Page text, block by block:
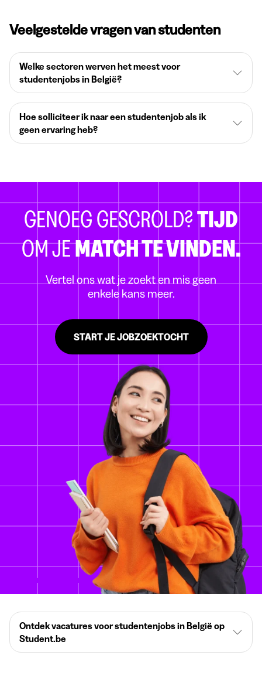
Veelgestelde vragen van studenten
Welke sectoren werven het meest voor
studentenjobs in België?
Hoe solliciteer ik naar een studentenjob als ik
geen ervaring heb?
GENOEG GESCROLD?TIJD
OM JEMATCH TE VINDEN.
Vertel ons wat je zoekt en mis geen
enkele kans meer.
START JE JOBZOEKTOCHT
Ontdek vacatures voor studentenjobs in België op
Student.be